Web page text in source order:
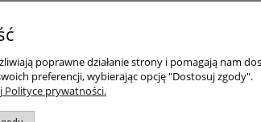
Twoje zamówienia
Polityka „cookies”
Zapomniałem hasła
poprawne działanie strony i pomagają nam
preferencji, wybierając opcję "Dostosuj zgody".
Polityce prywatności.